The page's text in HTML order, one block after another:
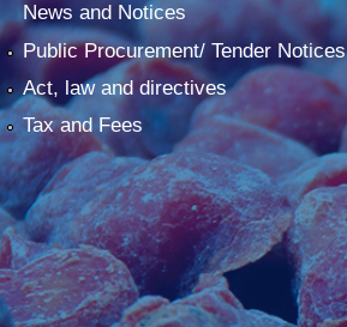
News and Notices
Public Procurement/ Tender Notices
Act, law and directives
Tax and Fees